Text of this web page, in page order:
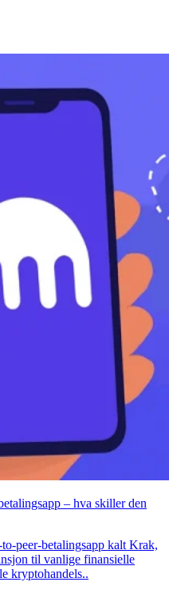
– hva skiller den
peer-betalingsapp kalt Krak,
til vanlige finansielle
kryptohandels..